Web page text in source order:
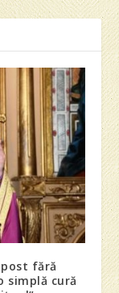
post fără
simplă cură